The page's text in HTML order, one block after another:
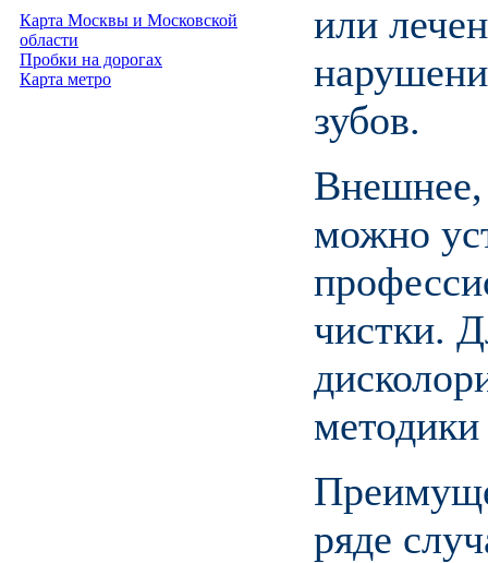
Карта Москвы и Московской
области
Пробки на дорогах
Карта метро
или
зубов.
Внешнее,
можно
чистки.
методики
ряде